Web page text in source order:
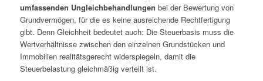
umfassenden Ungleichbehandlungen bei der Bewertung von
Grundvermögen, für die es keine ausreichende Rechtfertigung
gibt. Denn Gleichheit bedeutet auch: Die Steuerbasis muss die
Wertverhältnisse zwischen den einzelnen Grundstücken und
Immobilien realitätsgerecht widerspiegeln, damit die
Steuerbelastung gleichmäßig verteilt ist.